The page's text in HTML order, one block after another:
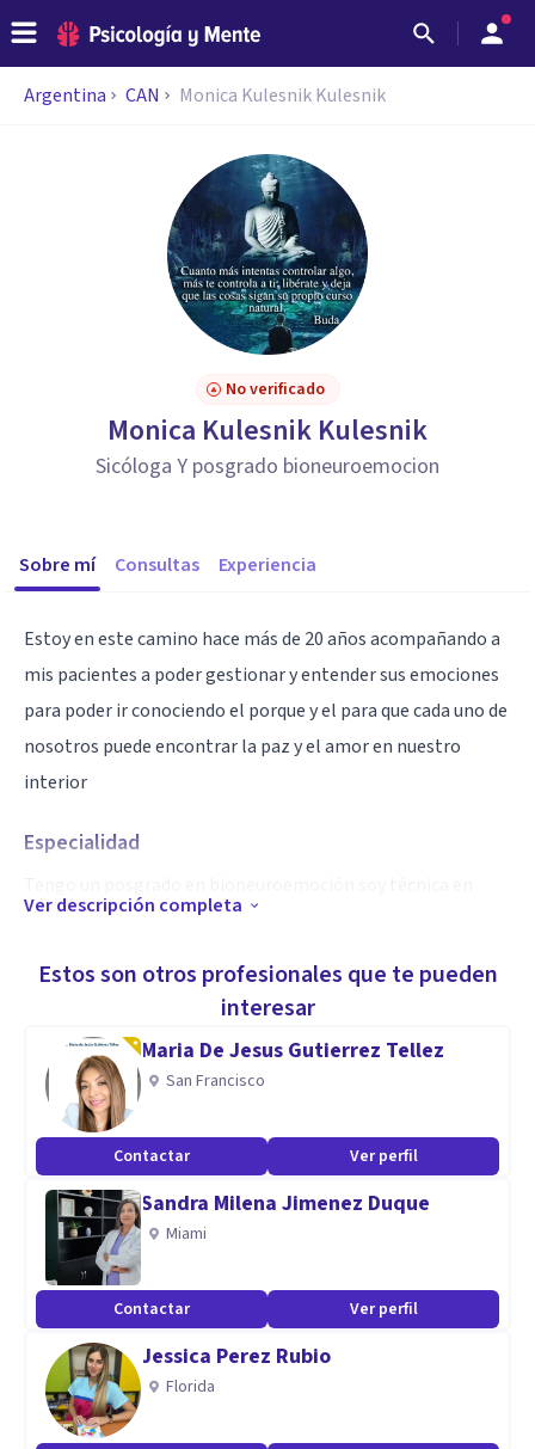
Argentina CAN Monica Kulesnik Kulesnik
No verificado
Monica Kulesnik Kulesnik
Sicóloga Y posgrado bioneuroemocion
Sobre mí Consultas Experiencia
Estoy en este camino hace más de 20 años acompañando a
mis pacientes a poder gestionar y entender sus emociones
para poder ir conociendo el porque y el para que cada uno de
nosotros puede encontrar la paz y el amor en nuestro
interior
Especialidad
biogemoterapia y una estudiosa de las emociones humanas
Soy terapeuta en todo lo relacionado a las energías humana
Ver descripción completa
Estos son otros profesionales que te pueden
interesar
Maria De Jesus Gutierrez Tellez
San Francisco
Contactar Ver perfil
Sandra Milena Jimenez Duque
Miami
Contactar Ver perfil
Jessica Perez Rubio
Florida